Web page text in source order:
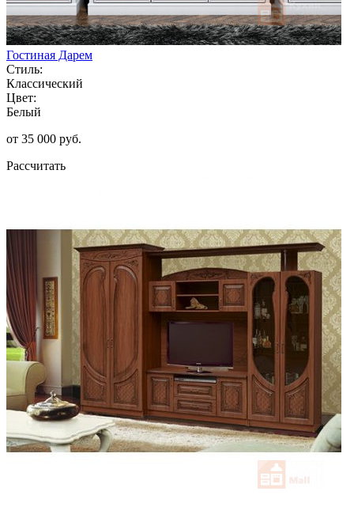
Гостиная Дарем
Стиль:
Классический
Цвет:
Белый
от 35 000 руб.
Рассчитать